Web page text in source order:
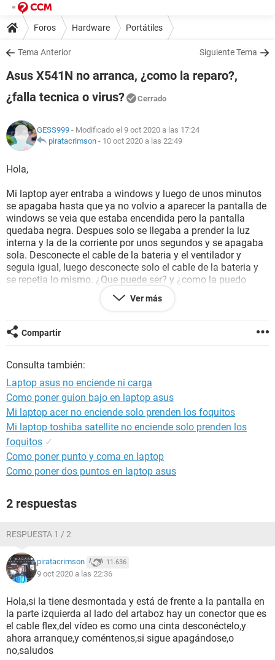
Foros Hardware Portátiles
Tema Anterior Siguiente Tema
Asus X541N no arranca, ¿como la reparo?,
¿falla tecnica o virus?
Cerrado
GESS999 - Modificado el 9 oct 2020 a las 17:24
piratacrimson - 10 oct 2020 a las 22:49
Hola,
Mi laptop ayer entraba a windows y luego de unos minutos
se apagaba hasta que ya no volvio a aparecer la pantalla de
windows se veia que estaba encendida pero la pantalla
quedaba negra. Despues solo se llegaba a prender la luz
interna y la de la corriente por unos segundos y se apagaba
sola. Desconecte el cable de la bateria y el ventilador y
seguia igual, luego desconecte solo el cable de la bateria y
se repetia lo mismo. ¿Que puede ser? y ¿como la puedo
reparar?, ¿que parte esta fallando?
Ver más
Compartir
Consulta también:
Laptop asus no enciende ni carga
Como poner guion bajo en laptop asus
Mi laptop acer no enciende solo prenden los foquitos
Mi laptop toshiba satellite no enciende solo prenden los
foquitos ✓
Como poner punto y coma en laptop
Como poner dos puntos en laptop asus
2 respuestas
RESPUESTA 1 / 2
piratacrimson 11.636
9 oct 2020 a las 22:36
Hola,si la tiene desmontada y está de frente a la pantalla en
la parte izquierda al lado del artaboz hay un conector que es
el cable flex,del vídeo es como una cinta desconéctelo,y
ahora arranque,y coméntenos,si sigue apagándose,o
no,saludos